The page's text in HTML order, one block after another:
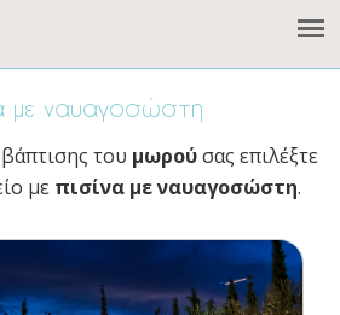
με ναυαγοσώστη
του μωρούσας επιλέξτε
μεπισίνα με ναυαγοσώστη.